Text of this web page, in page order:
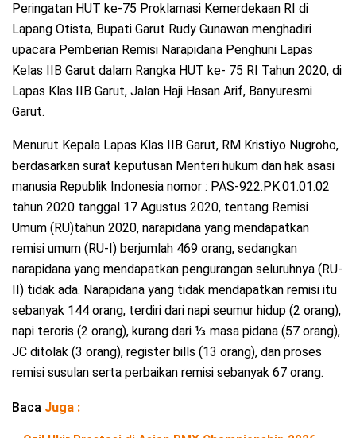
Peringatan HUT ke-75 Proklamasi Kemerdekaan RI di
Lapang Otista, Bupati Garut Rudy Gunawan menghadiri
upacara Pemberian Remisi Narapidana Penghuni Lapas
Kelas IIB Garut dalam Rangka HUT ke- 75 RI Tahun 2020, di
Lapas Klas IIB Garut, Jalan Haji Hasan Arif, Banyuresmi
Garut.
Menurut Kepala Lapas Klas IIB Garut, RM Kristiyo Nugroho,
berdasarkan surat keputusan Menteri hukum dan hak asasi
manusia Republik Indonesia nomor : PAS-922.PK.01.01.02
tahun 2020 tanggal 17 Agustus 2020, tentang Remisi
Umum (RU)tahun 2020, narapidana yang mendapatkan
remisi umum (RU-I) berjumlah 469 orang, sedangkan
narapidana yang mendapatkan pengurangan seluruhnya (RU-
II) tidak ada. Narapidana yang tidak mendapatkan remisi itu
sebanyak 144 orang, terdiri dari napi seumur hidup (2 orang),
napi teroris (2 orang), kurang dari ⅓ masa pidana (57 orang),
JC ditolak (3 orang), register bills (13 orang), dan proses
remisi susulan serta perbaikan remisi sebanyak 67 orang.
Baca Juga :